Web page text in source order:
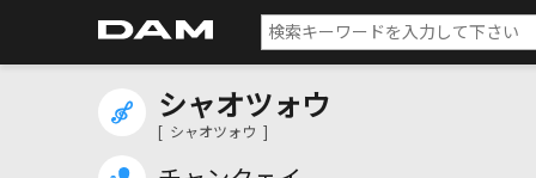
シャオツォウ
[ シャオツォウ ]